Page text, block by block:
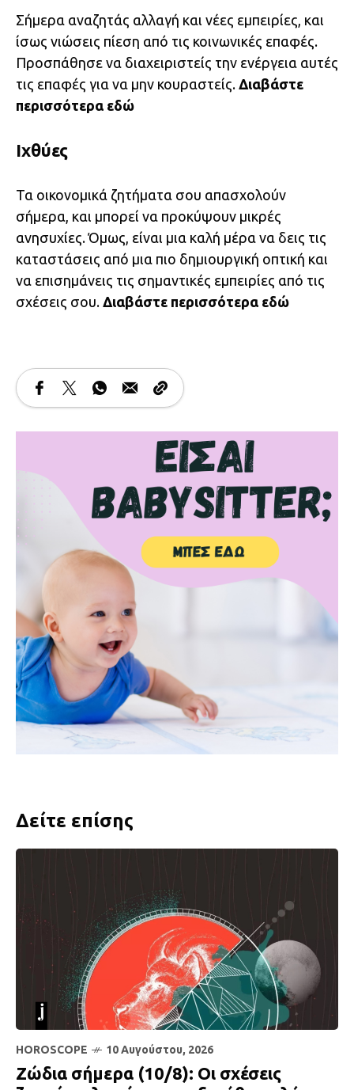
Σήμερα αναζητάς αλλαγή και νέες εμπειρίες, και
ίσως νιώσεις πίεση από τις κοινωνικές επαφές.
Προσπάθησε να διαχειριστείς την ενέργεια αυτές
τις επαφές για να μην κουραστείς. Διαβάστε
περισσότερα εδώ
Ιχθύες
Τα οικονομικά ζητήματα σου απασχολούν
σήμερα, και μπορεί να προκύψουν μικρές
ανησυχίες. Όμως, είναι μια καλή μέρα να δεις τις
καταστάσεις από μια πιο δημιουργική οπτική και
να επισημάνεις τις σημαντικές εμπειρίες από τις
σχέσεις σου. Διαβάστε περισσότερα εδώ
Δείτε επίσης
HOROSCOPE 10 Αυγούστου, 2026
Ζώδια σήμερα (10/8): Οι σχέσεις